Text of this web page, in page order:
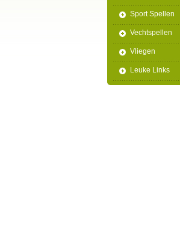
Sport Spellen
Vechtspellen
Vliegen
Leuke Links